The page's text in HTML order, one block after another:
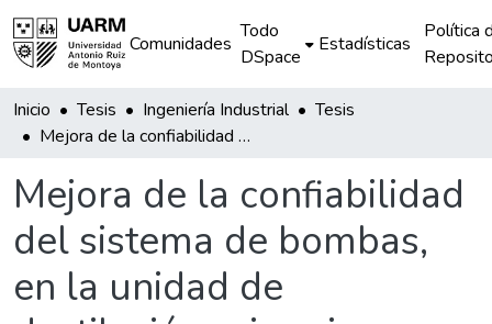
Comunidades
Todo
DSpace
Estadísticas
Política
Inicio Tesis Ingeniería Industrial
Tesis
Mejora de la confiabilidad del sistema de bombas, en la unidad de destilación primaria, mediante la aplicación del mantenimiento centrado en la confiabilidad (MCC), en una empresa de refinación de hidrocarburos
Mejora de la confiabilidad
del sistema de bombas,
en la unidad de